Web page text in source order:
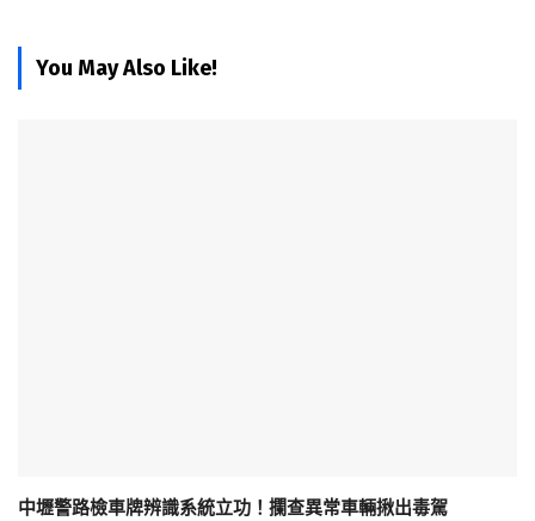
You May Also Like!
中壢警路檢車牌辨識系統立功！攔查異常車輛揪出毒駕